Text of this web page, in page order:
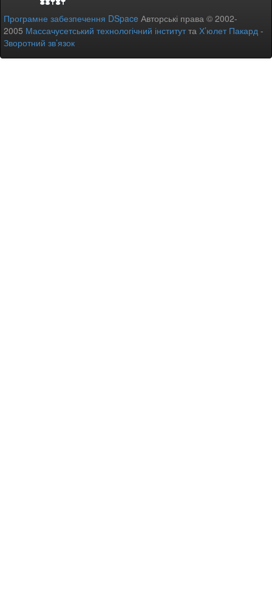
Програмне забезпечення DSpace Авторські права © 2002-
2005 Массачусетський технологічний інститутта Х’юлет Пакард -
Зворотний зв’язок